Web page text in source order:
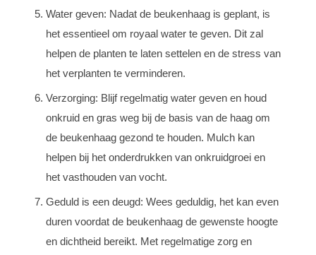
Water geven: Nadat de beukenhaag is geplant, is
het essentieel om royaal water te geven. Dit zal
helpen de planten te laten settelen en de stress van
het verplanten te verminderen.
Verzorging: Blijf regelmatig water geven en houd
onkruid en gras weg bij de basis van de haag om
de beukenhaag gezond te houden. Mulch kan
helpen bij het onderdrukken van onkruidgroei en
het vasthouden van vocht.
Geduld is een deugd: Wees geduldig, het kan even
duren voordat de beukenhaag de gewenste hoogte
en dichtheid bereikt. Met regelmatige zorg en